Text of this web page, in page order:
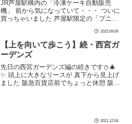
JR芦屋駅構内の「冷凍ケーキ自動販売
機」 前から気になっていて・・・ ついに
買っちゃいました 芦屋駅限定の「プニマ
嫌の美由紀先生です 3個要り入りの「プ
ニマロン」 和栗と白あんが入 […]
2022.09.09
【上を向いて歩こう】続・西宮ガ
ーデンズ
先日の西宮ガーデンズ編の続きです⛄🎄
✨ 頭上に大きなリースが 真下から見上げ
ました 阪急百貨店前でちょっと休憩 阪急
2021.12.04